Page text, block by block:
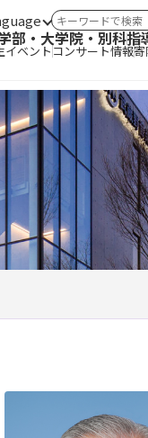
切替 サイト内検索
部・大学院・別科指
イベントコンサート情報